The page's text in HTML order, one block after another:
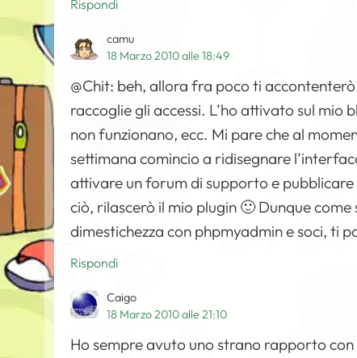
Rispondi
camu
18 Marzo 2010 alle 18:49
@Chit: beh, allora fra poco ti
raccoglie gli accessi. L’ho attivato sul mio
non funzionano, ecc. Mi pare che al
settimana comincio a ridisegnare
attivare un forum di supporto e
ciò, rilascerò il mio plugin 🙂 Dunque
dimestichezza con phpmyadmin e soci, ti
Rispondi
Caigo
18 Marzo 2010 alle 21:10
Ho sempre avuto uno strano rapporto con